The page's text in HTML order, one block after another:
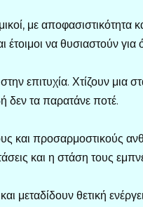
με αποφασιστικότητα
έτοιμοι να θυσιαστούν
επιτυχία. Χτίζουν μια
δεν τα παρατάνε ποτέ.
και
και η στάση τους
θετική